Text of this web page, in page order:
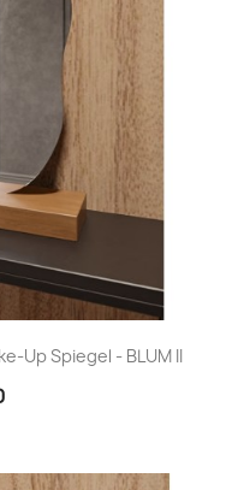
Up Spiegel - BLUM II